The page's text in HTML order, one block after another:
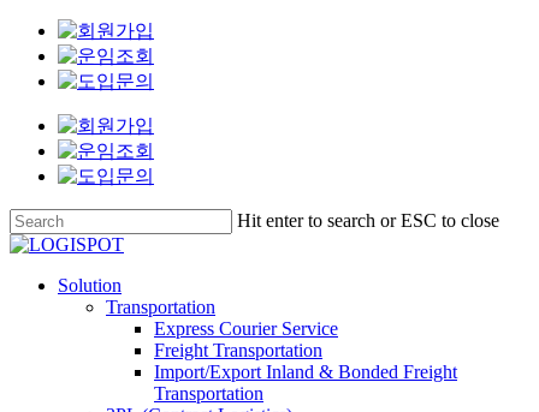
Skip
content
Hit enter to search or ESC to close
Close
Menu
Solution
Transportation
Express Courier Service
Freight Transportation
Import/Export Inland & Bonded Freight
Transportation